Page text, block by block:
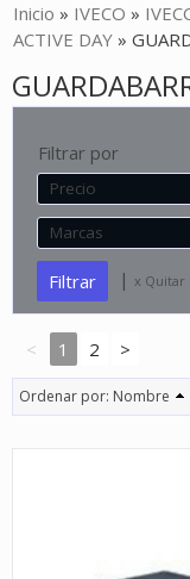
Inicio » IVECO »
ACTIVE DAY »
Filtrar por
Precio
Marcas
| x Quitar
< 1 2 >
Ordenar por: Nombre